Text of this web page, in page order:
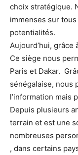
choix stratégique.
immenses sur
potentialités.
Aujourd’hui, grâce
Ce siège nous
Paris et Dakar.
sénégalaise, nous
l’information mais
Depuis plusieurs
terrain et est une
nombreuses
, dans certains